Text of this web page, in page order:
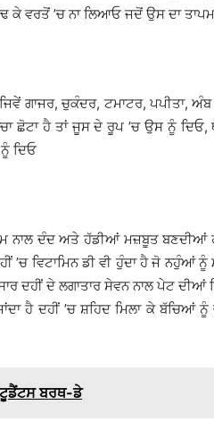
ਕੇ ਵਰਤੋਂ ’ਚ ਨਾ ਲਿਆਓ ਜਦੋਂ ਉਸ ਦਾ
ਗਾਜਰ, ਚੁਕੰਦਰ, ਟਮਾਟਰ, ਪਪੀਤਾ, ਅੰਬ
ਛੋਟਾ ਹੈ ਤਾਂ ਜੂਸ ਦੇ ਰੂਪ ’ਚ ਉਸ ਨੂੰ
ਦਿਓ
ਨਾਲ ਦੰਦ ਅਤੇ ਹੱਡੀਆਂ ਮਜ਼ਬੂਤ ਬਣਦੀਆਂ
’ਚ ਵਿਟਾਮਿਨ ਡੀ ਵੀ ਹੁੰਦਾ ਹੈ ਜੋ ਨਹੁੰਆਂ
ਦਹੀਂ ਦੇ ਲਗਾਤਾਰ ਸੇਵਨ ਨਾਲ ਪੇਟ
ਹੈ ਦਹੀਂ ’ਚ ਸ਼ਹਿਦ ਮਿਲਾ ਕੇ ਬੱਚਿਆਂ
ਬਰਥ-ਡੇ